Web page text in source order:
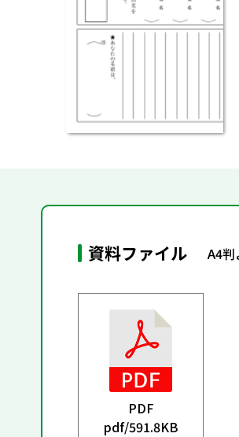
資料ファイル A4判
PDF
pdf/591.8KB